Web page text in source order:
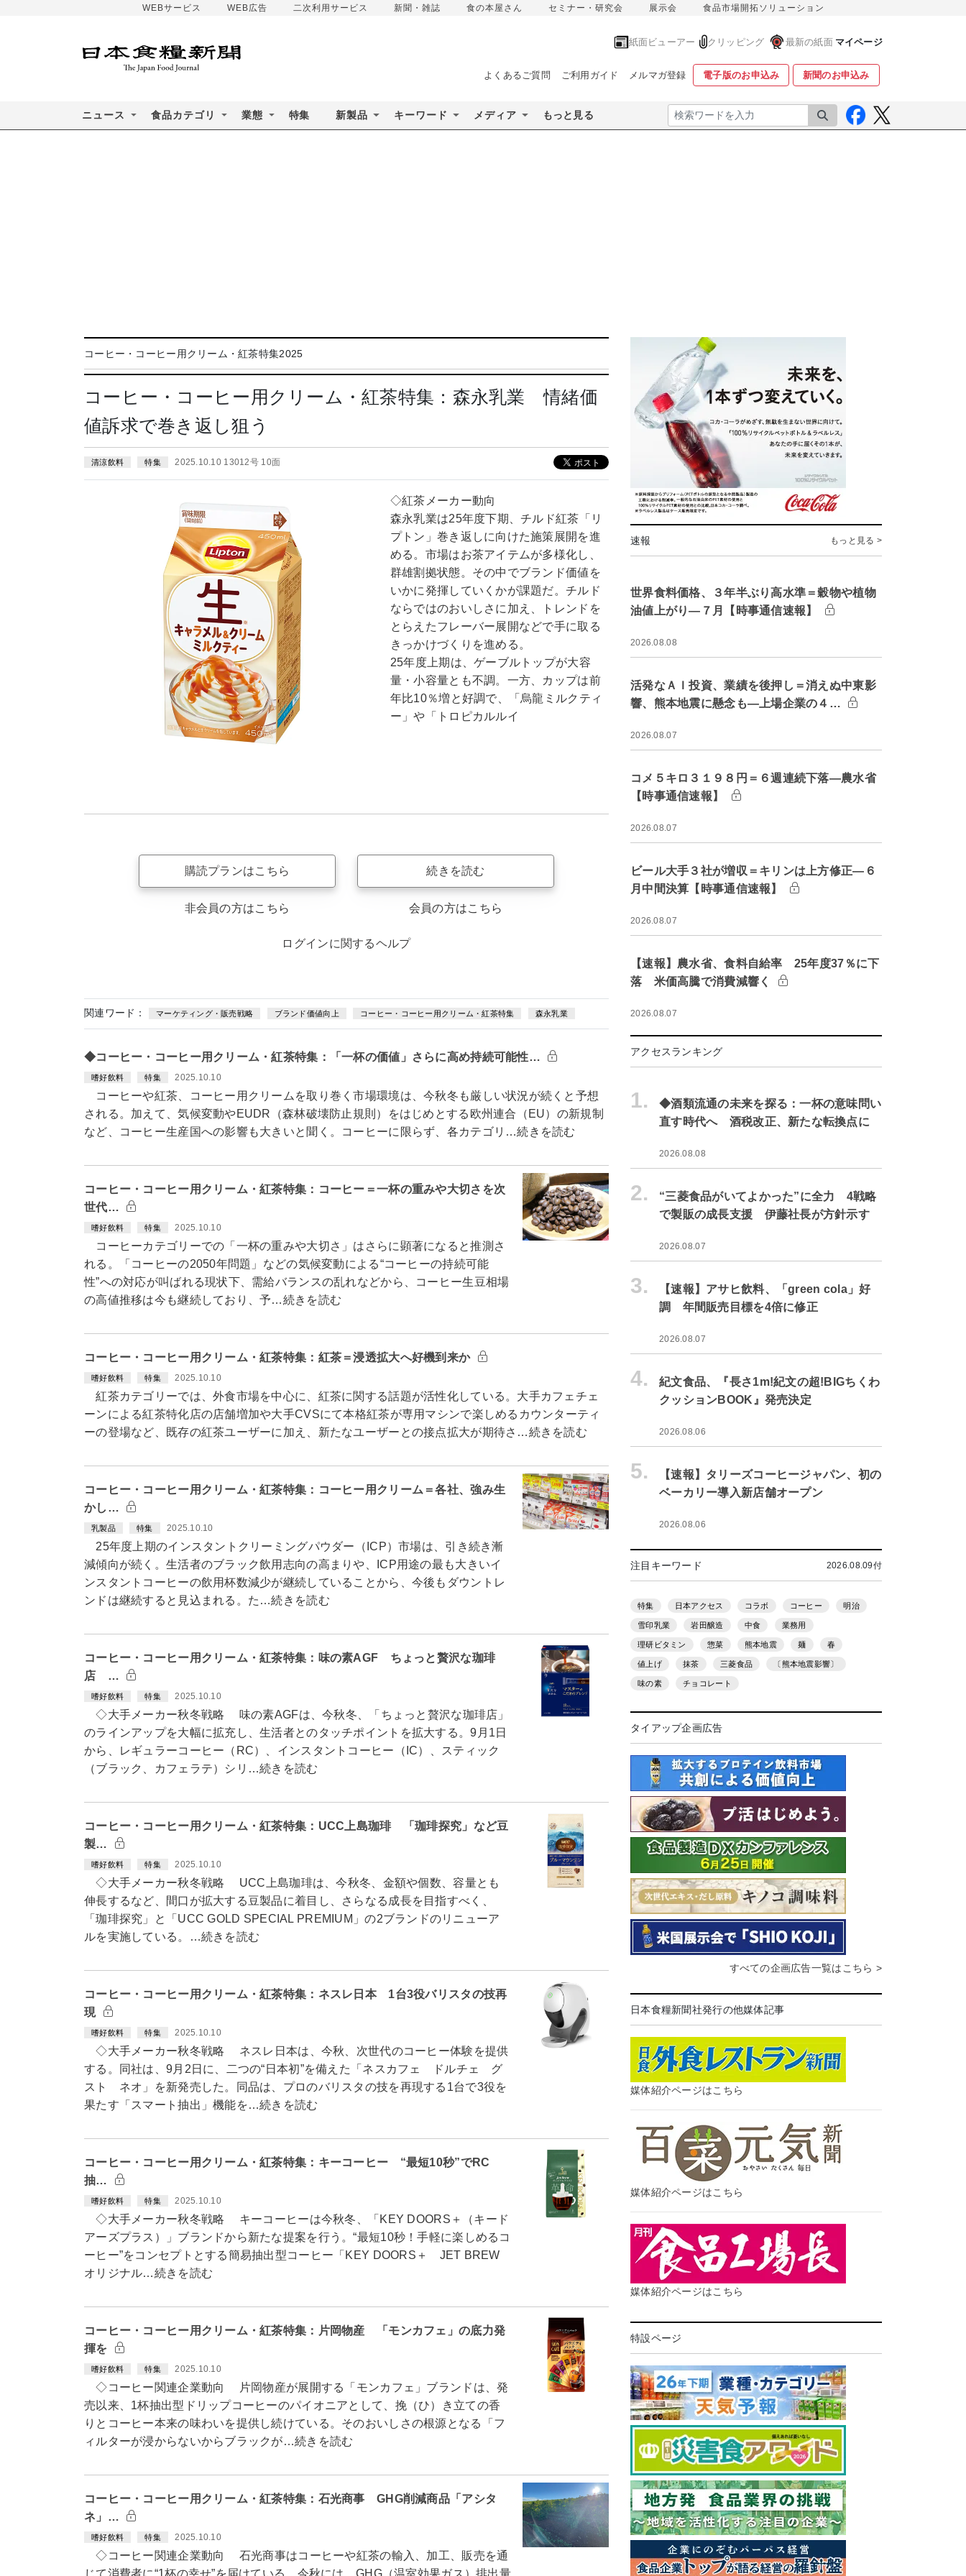
WEBサービス WEB広告 二次利用サービス 新聞・雑誌 食の本屋さん セミナー・研究会 展示会 食品市場開拓ソリューション
紙面ビューアー クリッピング 最新の紙面 マイページ
よくあるご質問 ご利用ガイド メルマガ登録 電子版のお申込み 新聞のお申込み
ニュース 食品カテゴリ 業態 特集 新製品 キーワード メディア もっと見る 検索
コーヒー・コーヒー用クリーム・紅茶特集2025
コーヒー・コーヒー用クリーム・紅茶特集：森永乳業 情緒価
値訴求で巻き返し狙う
清涼飲料 特集 2025.10.10 13012号 10面
◇紅茶メーカー動向
森永乳業は25年度下期、チルド紅茶「リ
プトン」巻き返しに向けた施策展開を進
める。市場はお茶アイテムが多様化し、
群雄割拠状態。その中でブランド価値を
いかに発揮していくかが課題だ。チルド
ならではのおいしさに加え、トレンドを
とらえたフレーバー展開などで手に取る
きっかけづくりを進める。
25年度上期は、ゲーブルトップが大容
量・小容量とも不調。一方、カップは前
年比10％増と好調で、「烏龍ミルクティ
ー」や「トロピカルルイ
購読プランはこちら
非会員の方はこちら
続きを読む
会員の方はこちら
ログインに関するヘルプ
関連ワード： マーケティング・販売戦略 ブランド価値向上 コーヒー・コーヒー用クリーム・紅茶特集 森永乳業
◆コーヒー・コーヒー用クリーム・紅茶特集：「一杯の価値」さらに高め持続可能性…
嗜好飲料 特集 2025.10.10
コーヒーや紅茶、コーヒー用クリームを取り巻く市場環境は、今秋冬も厳しい状況が続くと予想
される。加えて、気候変動やEUDR（森林破壊防止規則）をはじめとする欧州連合（EU）の新規制
など、コーヒー生産国への影響も大きいと聞く。コーヒーに限らず、各カテゴリ…続きを読む
コーヒー・コーヒー用クリーム・紅茶特集：コーヒー＝一杯の重みや大切さを次
世代…
嗜好飲料 特集 2025.10.10
コーヒーカテゴリーでの「一杯の重みや大切さ」はさらに顕著になると推測さ
れる。「コーヒーの2050年問題」などの気候変動による“コーヒーの持続可能
性”への対応が叫ばれる現状下、需給バランスの乱れなどから、コーヒー生豆相場
の高値推移は今も継続しており、予…続きを読む
コーヒー・コーヒー用クリーム・紅茶特集：紅茶＝浸透拡大へ好機到来か
嗜好飲料 特集 2025.10.10
紅茶カテゴリーでは、外食市場を中心に、紅茶に関する話題が活性化している。大手カフェチェ
ーンによる紅茶特化店の店舗増加や大手CVSにて本格紅茶が専用マシンで楽しめるカウンターティ
ーの登場など、既存の紅茶ユーザーに加え、新たなユーザーとの接点拡大が期待さ…続きを読む
コーヒー・コーヒー用クリーム・紅茶特集：コーヒー用クリーム＝各社、強み生
かし…
乳製品 特集 2025.10.10
25年度上期のインスタントクリーミングパウダー（ICP）市場は、引き続き漸
減傾向が続く。生活者のブラック飲用志向の高まりや、ICP用途の最も大きいイ
ンスタントコーヒーの飲用杯数減少が継続していることから、今後もダウントレ
ンドは継続すると見込まれる。た…続きを読む
コーヒー・コーヒー用クリーム・紅茶特集：味の素AGF ちょっと贅沢な珈琲
店 …
嗜好飲料 特集 2025.10.10
◇大手メーカー秋冬戦略 味の素AGFは、今秋冬、「ちょっと贅沢な珈琲店」
のラインアップを大幅に拡充し、生活者とのタッチポイントを拡大する。9月1日
から、レギュラーコーヒー（RC）、インスタントコーヒー（IC）、スティック
（ブラック、カフェラテ）シリ…続きを読む
コーヒー・コーヒー用クリーム・紅茶特集：UCC上島珈琲 「珈琲探究」など豆
製…
嗜好飲料 特集 2025.10.10
◇大手メーカー秋冬戦略 UCC上島珈琲は、今秋冬、金額や個数、容量とも
伸長するなど、間口が拡大する豆製品に着目し、さらなる成長を目指すべく、
「珈琲探究」と「UCC GOLD SPECIAL PREMIUM」の2ブランドのリニューア
ルを実施している。…続きを読む
コーヒー・コーヒー用クリーム・紅茶特集：ネスレ日本 1台3役バリスタの技再
現
嗜好飲料 特集 2025.10.10
◇大手メーカー秋冬戦略 ネスレ日本は、今秋、次世代のコーヒー体験を提供
する。同社は、9月2日に、二つの“日本初”を備えた「ネスカフェ ドルチェ グ
スト ネオ」を新発売した。同品は、プロのバリスタの技を再現する1台で3役を
果たす「スマート抽出」機能を…続きを読む
コーヒー・コーヒー用クリーム・紅茶特集：キーコーヒー “最短10秒”でRC
抽…
嗜好飲料 特集 2025.10.10
◇大手メーカー秋冬戦略 キーコーヒーは今秋冬、「KEY DOORS＋（キード
アーズプラス）」ブランドから新たな提案を行う。“最短10秒！手軽に楽しめるコ
ーヒー”をコンセプトとする簡易抽出型コーヒー「KEY DOORS＋ JET BREW
オリジナル…続きを読む
コーヒー・コーヒー用クリーム・紅茶特集：片岡物産 「モンカフェ」の底力発
揮を
嗜好飲料 特集 2025.10.10
◇コーヒー関連企業動向 片岡物産が展開する「モンカフェ」ブランドは、発
売以来、1杯抽出型ドリップコーヒーのパイオニアとして、挽（ひ）き立ての香
りとコーヒー本来の味わいを提供し続けている。そのおいしさの根源となる「フ
ィルターが浸からないからブラックが…続きを読む
コーヒー・コーヒー用クリーム・紅茶特集：石光商事 GHG削減商品「アシタ
ネ」…
嗜好飲料 特集 2025.10.10
◇コーヒー関連企業動向 石光商事はコーヒーや紅茶の輸入、加工、販売を通
じて消費者に“1杯の幸せ”を届けている。今秋には、GHG（温室効果ガス）排出量
速報 もっと見る >
世界食料価格、３年半ぶり高水準＝穀物や植物
油値上がり―７月【時事通信速報】
2026.08.08
活発なＡＩ投資、業績を後押し＝消えぬ中東影
響、熊本地震に懸念も―上場企業の４…
2026.08.07
コメ５キロ３１９８円＝６週連続下落―農水省
【時事通信速報】
2026.08.07
ビール大手３社が増収＝キリンは上方修正―６
月中間決算【時事通信速報】
2026.08.07
【速報】農水省、食料自給率 25年度37％に下
落 米価高騰で消費減響く
2026.08.07
アクセスランキング
1.
◆酒類流通の未来を探る：一杯の意味問い
直す時代へ 酒税改正、新たな転換点に
2026.08.08
2.
“三菱食品がいてよかった”に全力 4戦略
で製販の成長支援 伊藤社長が方針示す
2026.08.07
3.
【速報】アサヒ飲料、「green cola」好
調 年間販売目標を4倍に修正
2026.08.07
4.
紀文食品、『長さ1m!紀文の超!BIGちくわ
クッションBOOK』発売決定
2026.08.06
5.
【速報】タリーズコーヒージャパン、初の
ベーカリー導入新店舗オープン
2026.08.06
注目キーワード 2026.08.09付
特集 日本アクセス コラボ コーヒー 明治
雪印乳業 岩田醸造 中食 業務用
理研ビタミン 惣菜 熊本地震 麺 春
値上げ 抹茶 三菱食品 〔熊本地震影響〕
味の素 チョコレート
タイアップ企画広告
すべての企画広告一覧はこちら >
日本食糧新聞社発行の他媒体記事
媒体紹介ページはこちら
媒体紹介ページはこちら
媒体紹介ページはこちら
特設ページ